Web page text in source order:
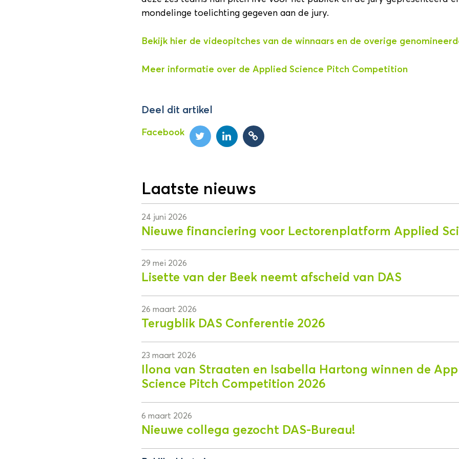
mondelinge toelichting gegeven aan de jury.
Bekijk hier de videopitches van de winnaars en de overige
Meer informatie over de Applied Science Pitch Competition
Deel dit artikel
Facebook
Laatste nieuws
24 juni 2026
Nieuwe financiering voor Lectorenplatform Applied
29 mei 2026
Lisette van der Beek neemt afscheid van DAS
26 maart 2026
Terugblik DAS Conferentie 2026
23 maart 2026
Ilona van Straaten en Isabella Hartong winnen de
Science Pitch Competition 2026
6 maart 2026
Nieuwe collega gezocht DAS-Bureau!